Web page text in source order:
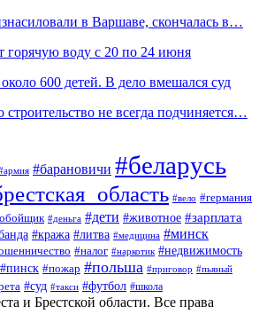
в Варшаве, скончалась в…
горячую воду с 20 по 24 июня
600 детей. В дело вмешался суд
строительство не всегда подчиняется…
#барановичи #беларусь
#вело #германия
#деньга #дети #животное #зарплата
#кража #литва #медицина #минск
#налог #наркотик #недвижимость
#пинск #пожар #польша #приговор #пьяный
#суд #такси #футбол #школа
и Брестской области. Все права